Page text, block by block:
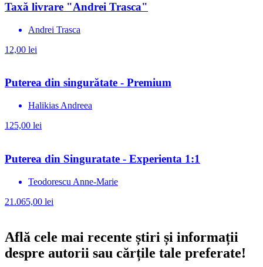
Taxă livrare "Andrei Trasca"
Andrei Trasca
12,00 lei
Puterea din singurătate - Premium
Halikias Andreea
125,00 lei
Puterea din Singuratate - Experienta 1:1
Teodorescu Anne-Marie
21.065,00 lei
Află cele mai recente știri și informații
despre autorii sau cărțile tale preferate!